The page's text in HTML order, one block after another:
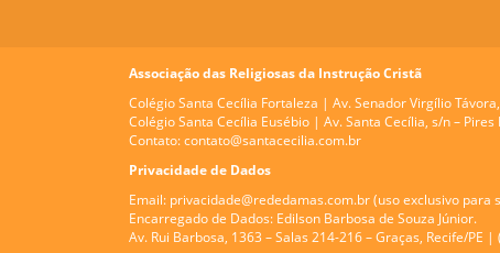
Associação das Religiosas da Instrução Cristã
Colégio Santa Cecília Fortaleza | Av. Senador Virgílio
Colégio Santa Cecília Eusébio | Av. Santa Cecília, s/n –
Contato:contato@santacecilia.com.br
Privacidade de Dados
Email: privacidade@rededamas.com.br(uso exclusivo para
Encarregado de Dados: Edilson Barbosa de Souza Júnior.
Av. Rui Barbosa, 1363 – Salas 214-216 – Graças, Recife/PE